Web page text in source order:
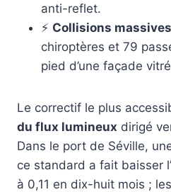
anti-reflet.
⚡ Collisions massives
chiroptères et 79
pied d’une façade
Le correctif le plus
du flux lumineux dirigé
Dans le port de Séville,
ce standard a fait baisser
à 0,11 en dix-huit mois ;